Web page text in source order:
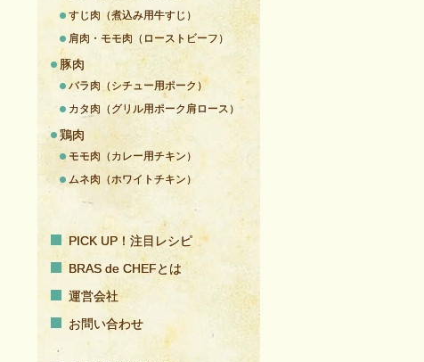
すじ肉（煮込み用牛すじ）
肩肉・モモ肉（ローストビーフ）
豚肉
バラ肉（シチュー用ポーク）
カタ肉（グリル用ポーク肩ロース）
鶏肉
モモ肉（カレー用チキン）
ムネ肉（ホワイトチキン）
PICK UP！注目レシピ
BRAS de CHEFとは
運営会社
お問い合わせ